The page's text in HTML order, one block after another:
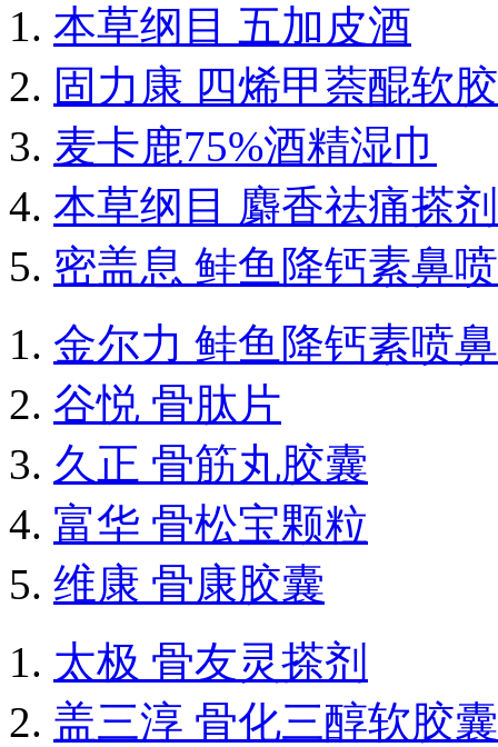
本草纲目 五加皮酒
固力康 四烯甲萘醌软
麦卡鹿75%酒精湿巾
本草纲目 麝香祛痛搽剂
密盖息 鲑鱼降钙素鼻
金尔力 鲑鱼降钙素喷
谷悦 骨肽片
久正 骨筋丸胶囊
富华 骨松宝颗粒
维康 骨康胶囊
太极 骨友灵搽剂
盖三淳 骨化三醇软胶囊